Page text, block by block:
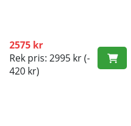
2575 kr
Rek pris: 2995 kr(-
420 kr)